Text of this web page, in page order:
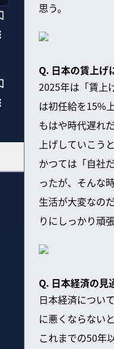
思う。
Q. 日本の賃上げ
2025年は「賃上
は初任給を15%
もはや時代遅れ
上げしていこう
かつては「自社
ったが、そんな
生活が大変なの
りにしっかり頑
Q. 日本経済の見
日本経済につい
に悪くならない
これまでの50年